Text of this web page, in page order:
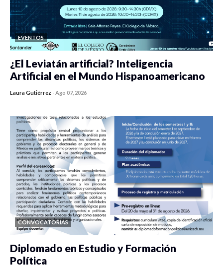
EVENTOS
¿El Leviatán artificial? Inteligencia
Artificial en el Mundo Hispanoamericano
Laura Gutiérrez -Ago 07, 2026
CONVOCATORIAS
Diplomado en Estudio y Formación
Política